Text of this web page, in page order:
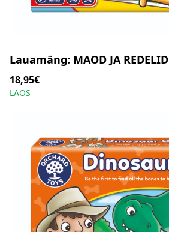
Lauamäng: MAOD JA REDELID
18,95€
LAOS